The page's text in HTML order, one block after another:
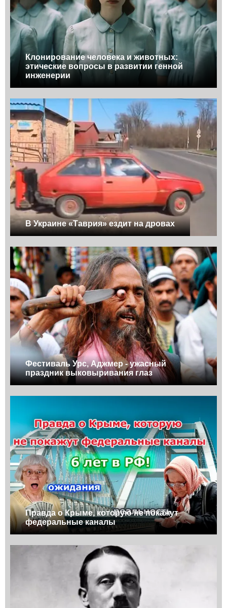
Клонирование человека и животных:
этические вопросы в развитии генной
инженерии
В Украине «Таврия» ездит на дровах
Фестиваль Урс, Аджмер - ужасный
праздник выковыривания глаз
Правда о Крыме, которую не покажут
федеральные каналы